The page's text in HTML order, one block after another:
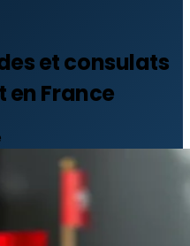
et consulats
en France